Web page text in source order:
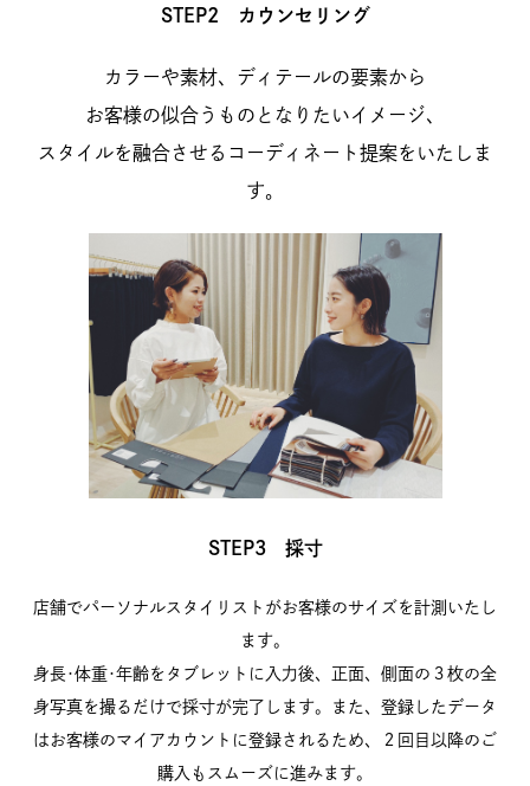
STEP2 カウンセリング
カラーや素材、ディテールの要素から
お客様の似合うものとなりたいイメージ、
スタイルを融合させるコーディネート提案をいたしま
す。
STEP3 採寸
店舗でパーソナルスタイリストがお客様のサイズを計測いたし
ます。
身長･体重･年齢をタブレットに入力後、正面、側面の３枚の全
身写真を撮るだけで採寸が完了します。また、登録したデータ
はお客様のマイアカウントに登録されるため、２回目以降のご
購入もスムーズに進みます。